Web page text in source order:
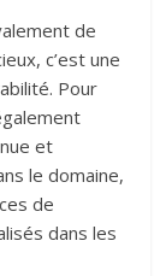
de
c’est une
Pour
et
le domaine,
de
dans les